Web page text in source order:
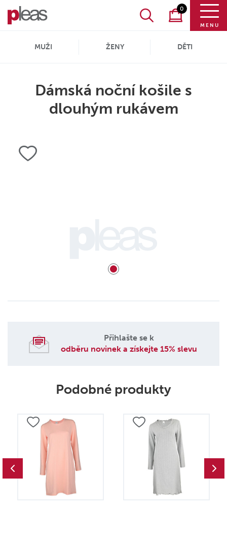
0
MENU
MUŽI ŽENY DĚTI
Dámská noční košile s
dlouhým rukávem
Přihlašte se k
odběru novinek a získejte 15% slevu
Podobné produkty